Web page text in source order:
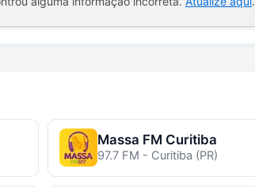
Massa FM Curitiba
97.7 FM - Curitiba (PR)